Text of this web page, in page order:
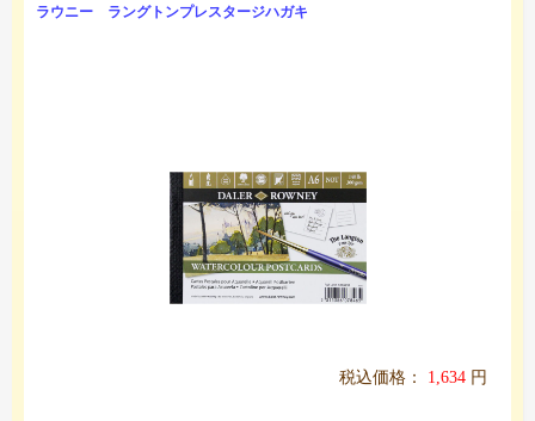
ラウニー ラングトンプレスタージハガキ
税込価格： 1,634 円